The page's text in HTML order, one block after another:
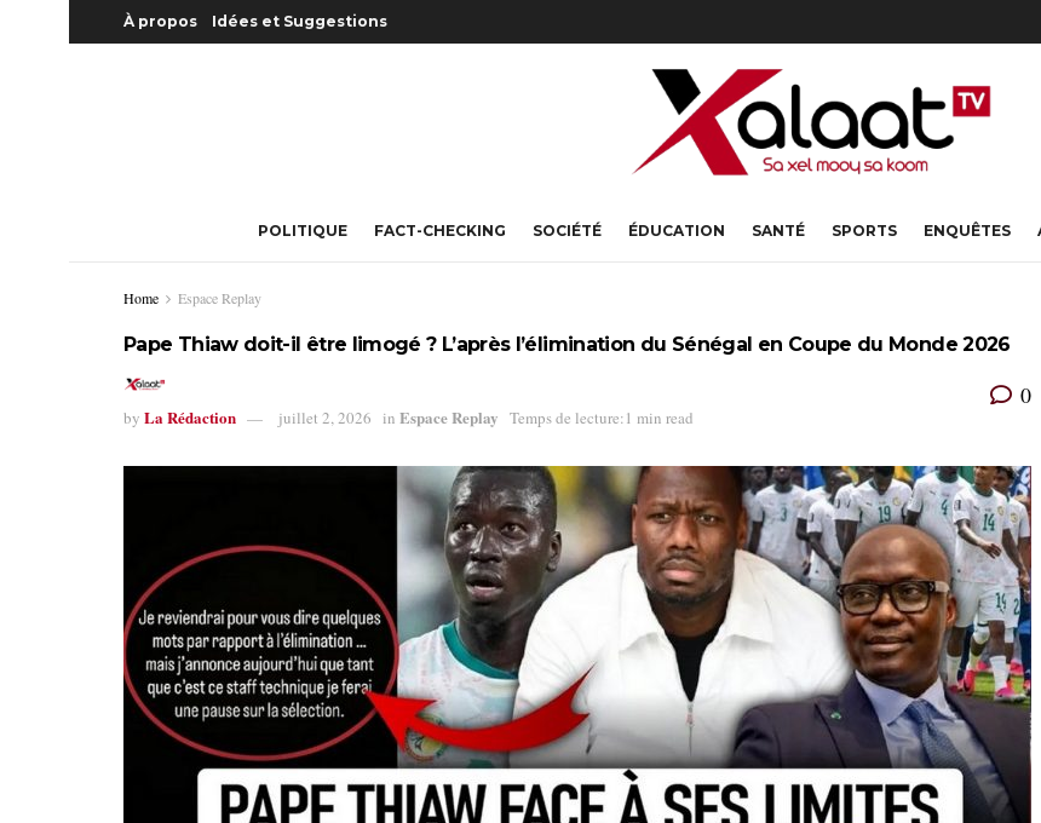
À propos Idées et Suggestions
POLITIQUE FACT-CHECKING SOCIÉTÉ ÉDUCATION SANTÉ SPORTS ENQUÊTES
Home Espace Replay
Pape Thiaw doit-il être limogé ? L’après l’élimination du Sénégal en Coupe du Monde 2026
by La Rédaction juillet 2, 2026 in Espace Replay Temps de lecture:1 min read
0